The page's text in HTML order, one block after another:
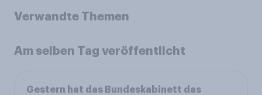
Verwandte Themen
Am selben Tag veröffentlicht
Gestern hat das Bundeskabinett das